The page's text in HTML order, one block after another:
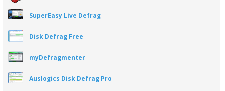
SuperEasy Live Defrag
Disk Defrag Free
myDefragmenter
Auslogics Disk Defrag Pro